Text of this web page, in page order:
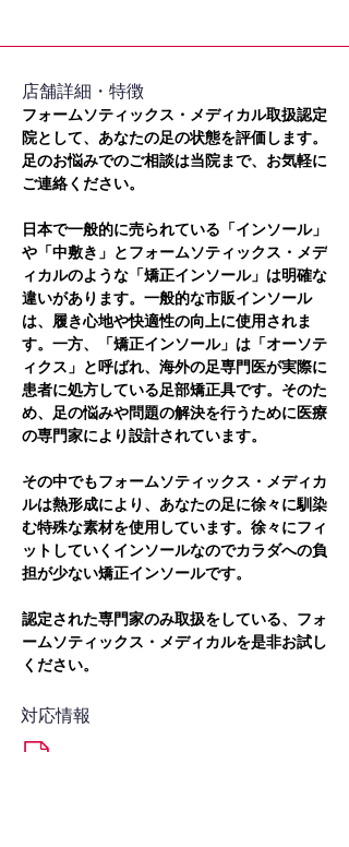
​店舗詳細・特徴
フォームソティックス・メディカル取扱認定
院として、あなたの足の状態を評価します。
足のお悩みでのご相談は当院まで、お気軽に
ご連絡ください。
日本で一般的に売られている「インソール」
や「中敷き」とフォームソティックス・メデ
ィカルのような「矯正インソール」は明確な
違いがあります。一般的な市販インソール
は、履き心地や快適性の向上に使用されま
す。一方、「矯正インソール」は「オーソテ
ィクス」と呼ばれ、海外の足専門医が実際に
患者に処方している足部矯正具です。そのた
め、足の悩みや問題の解決を行うために医療
の専門家により設計されています。
その中でもフォームソティックス・メディカ
ルは熱形成により、あなたの足に徐々に馴染
む特殊な素材を使用しています。徐々にフィ
ットしていくインソールなのでカラダへの負
担が少ない矯正インソールです。
認定された専門家のみ取扱をしている、フォ
ームソティックス・メディカルを是非お試し
ください。
対応情報